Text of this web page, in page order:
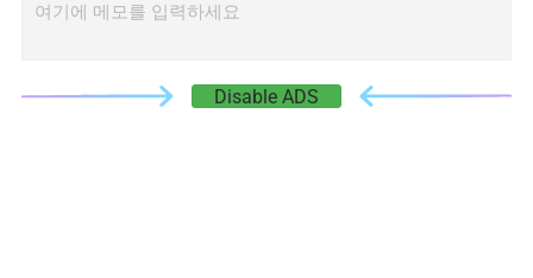
여기에 메모를 입력하세요
Disable ADS